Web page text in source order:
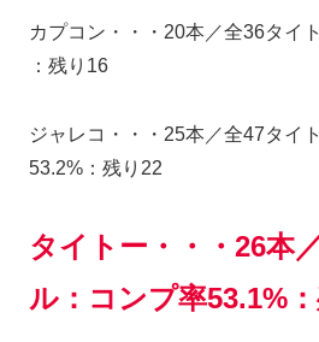
カプコン・・・20本／全36タイ
：残り16
ジャレコ・・・25本／全47タイ
53.2%：残り22
タイトー・・・26本
ル：コンプ率53.1%